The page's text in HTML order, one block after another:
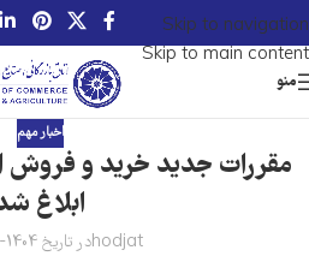
Skip to navigation
Skip to main content
منو
اخبار مهم
مقررات جدید خرید و فروش
ابلاغ
hodjatدر تاریخ 1404-10-23